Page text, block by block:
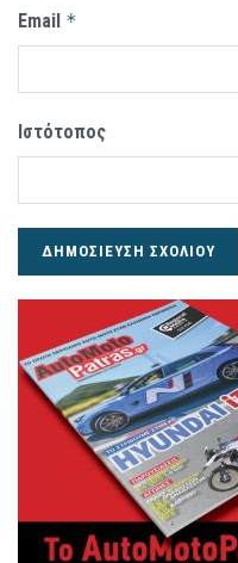
Email *
Ιστότοπος